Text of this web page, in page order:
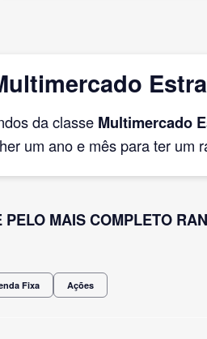
da classe Multimercado
um ano e mês para ter um
MAIS COMPLETO
Fixa Ações